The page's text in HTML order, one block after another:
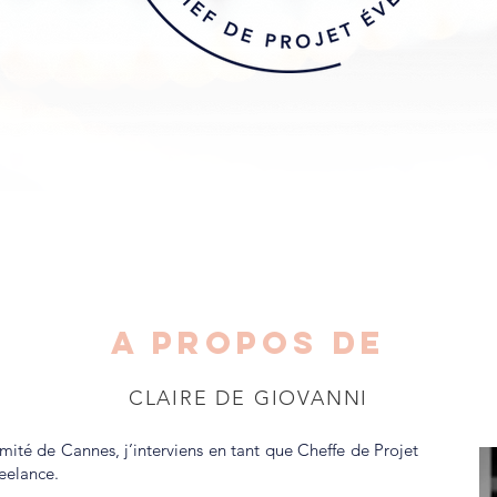
A PROPOS DE
CLAIRE DE GIOVANNI
de Cannes, j’interviens en tant que Cheffe de Projet